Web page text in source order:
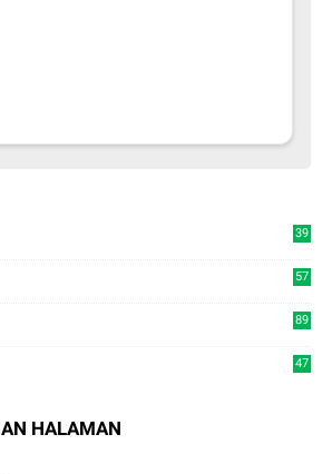
39
57
89
47
HALAMAN